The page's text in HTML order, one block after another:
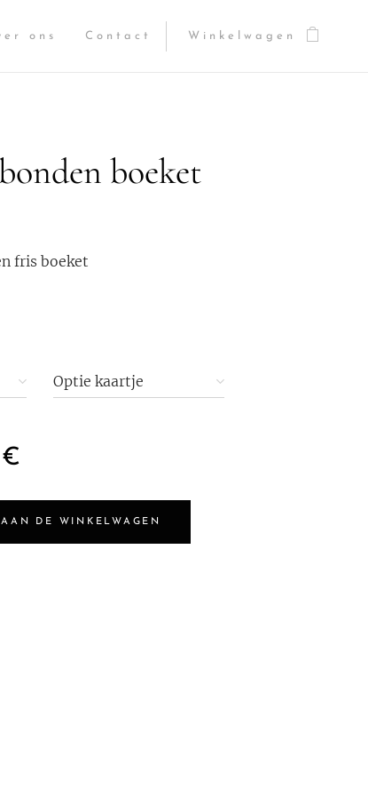
ons Contact Winkelwagen
boeket
fris boeket
Optie kaartje
€
AAN DE WINKELWAGEN